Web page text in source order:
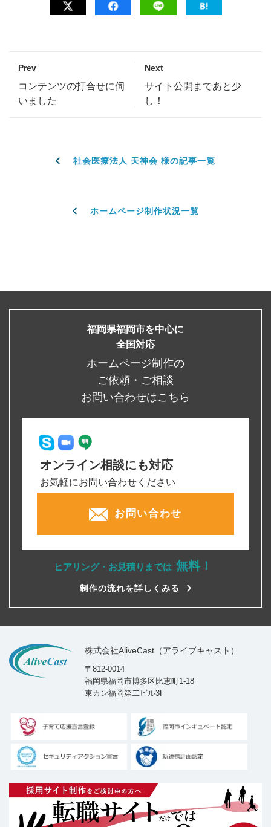
Prev
コンテンツの打合せに伺
いました
Next
サイト公開まであと少
し！
社会医療法人 天神会 様の記事一覧
ホームページ制作状況一覧
福岡県福岡市を中心に
全国対応
ホームページ制作の
ご依頼・ご相談
お問い合わせはこちら
オンライン相談にも対応
お気軽にお問い合わせください
お問い合わせ
ヒアリング・お見積りまでは 無料！
制作の流れを詳しくみる
株式会社AliveCast（アライブキャスト）
〒812-0014
福岡県福岡市博多区比恵町1-18
東カン福岡第二ビル3F